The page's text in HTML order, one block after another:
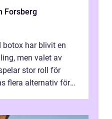
Forsberg
botox har blivit en
men valet av
stor roll för
flera alternativ för